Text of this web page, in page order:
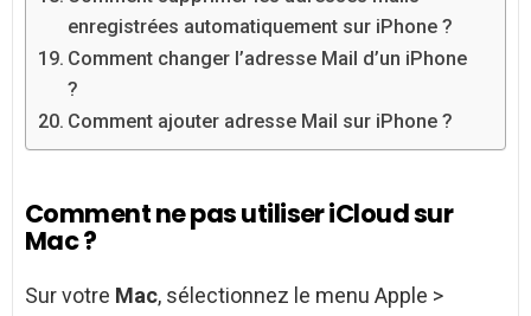
enregistrées automatiquement sur iPhone ?
Comment changer l’adresse Mail d’un iPhone
?
Comment ajouter adresse Mail sur iPhone ?
Comment ne pas utiliser iCloud sur
Mac ?
Sur votre Mac, sélectionnez le menu Apple >